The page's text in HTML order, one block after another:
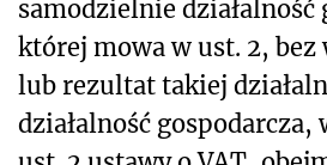
samodzielnie działalność
której mowa w ust. 2, bez
lub rezultat takiej
działalność gospodarcza,